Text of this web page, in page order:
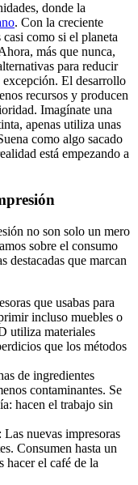
donde la
. Con la creciente
como si el planeta
más que nunca,
para reducir
El desarrollo
recursos y producen
Imagínate una
apenas utiliza unas
como algo sacado
está empezando a
no son solo un mero
sobre el consumo
destacadas que marcan
que usabas para
incluso muebles o
utiliza materiales
que los métodos
de ingredientes
contaminantes. Se
hacen el trabajo sin
: Las nuevas impresoras
Consumen hasta un
hacer el café de la